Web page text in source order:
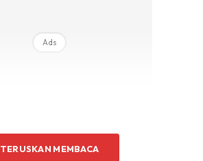
Ads
TERUSKAN MEMBACA